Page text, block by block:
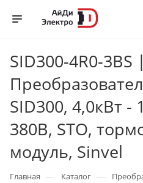
SID300-4R0-3BS |
SID300, 4,0кВт -
380В, STO,
модуль, Sinvel
Главная — Каталог —